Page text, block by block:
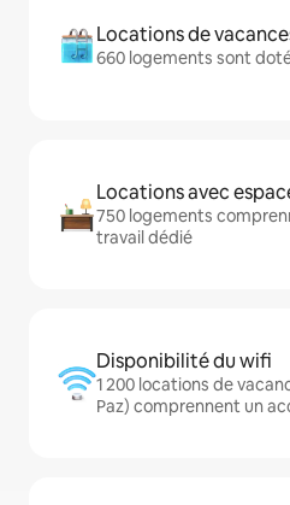
Locations de
660 logements sont
Locations avec
750 logements
travail dédié
Disponibilité du wifi
1 200 locations de
Paz) comprennent un